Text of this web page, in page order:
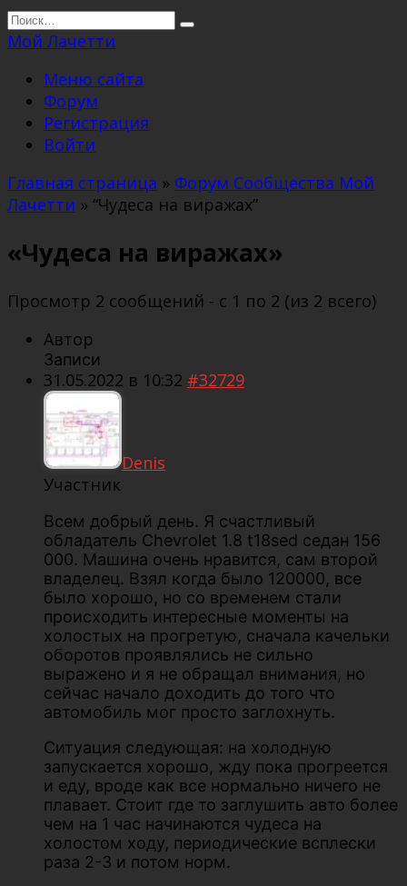
Перейти
к
Search
for:
Мой Лачетти
Меню сайта
Форум
Регистрация
Войти
Главная страница » Форум Сообщества Мой
Лачетти » “Чудеса на виражах”
«Чудеса на виражах»
Просмотр 2 сообщений - с 1 по 2 (из 2 всего)
Автор
Записи
31.05.2022 в 10:32 #32729
Denis
Участник
Всем добрый день. Я счастливый
обладатель Chevrolet 1.8 t18sed седан 156
000. Машина очень нравится, сам второй
владелец. Взял когда было 120000, все
было хорошо, но со временем стали
происходить интересные моменты на
холостых на прогретую, сначала качельки
оборотов проявлялись не сильно
выражено и я не обращал внимания, но
сейчас начало доходить до того что
автомобиль мог просто заглохнуть.
Ситуация следующая: на холодную
запускается хорошо, жду пока прогреется
и еду, вроде как все нормально ничего не
плавает. Стоит где то заглушить авто более
чем на 1 час начинаются чудеса на
холостом ходу, периодические всплески
раза 2-3 и потом норм.